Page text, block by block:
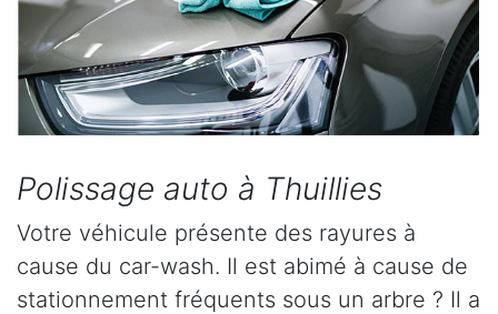
Polissage auto à Thuillies
Votre véhicule présente des rayures à
cause du car-wash. Il est abimé à cause de
stationnement fréquents sous un arbre ? Il a